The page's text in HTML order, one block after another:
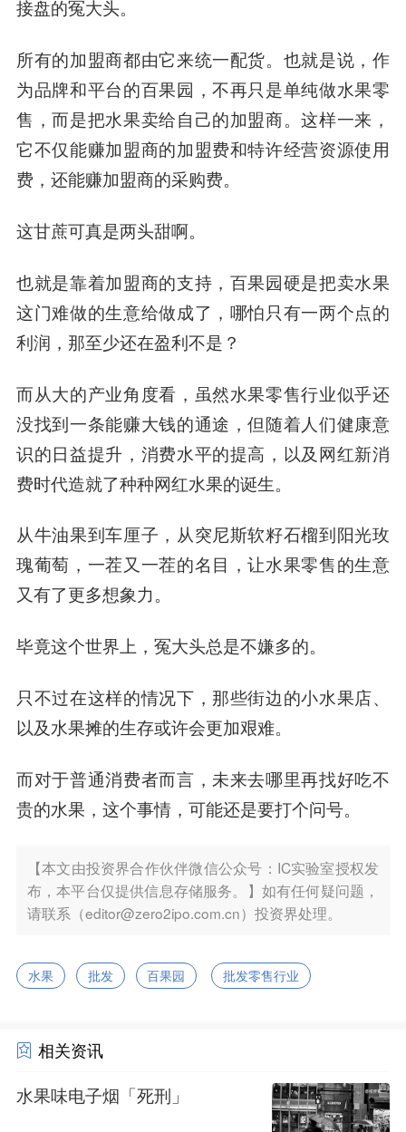
接盘的冤大头。
所有的加盟商都由它来统一配货。 也就是说，作
为品牌和平台的百果园，不再只是单纯做水果零
售，而是把水果卖给自己的加盟商。这样一来，
它不仅能赚加盟商的加盟费和特许经营资源使用
费，还能赚加盟商的采购费。
这甘蔗可真是两头甜啊。
也就是靠着加盟商的支持，百果园硬是把卖水果
这门难做的生意给做成了，哪怕只有一两个点的
利润，那至少还在盈利不是？
而从大的产业角度看，虽然水果零售行业似乎还
没找到一条能赚大钱的通途，但随着人们健康意
识的日益提升，消费水平的提高，以及网红新消
费时代造就了种种网红水果的诞生。
从牛油果到车厘子，从突尼斯软籽石榴到阳光玫
瑰葡萄，一茬又一茬的名目，让水果零售的生意
又有了更多想象力。
毕竟这个世界上，冤大头总是不嫌多的。
只不过在这样的情况下，那些街边的小水果店、
以及水果摊的生存或许会更加艰难。
而对于普通消费者而言，未来去哪里再找好吃不
贵的水果，这个事情，可能还是要打个问号。
【本文由投资界合作伙伴微信公众号：IC实验室授权发
布，本平台仅提供信息存储服务。】如有任何疑问题，
请联系（editor@zero2ipo.com.cn）投资界处理。
水果 批发 百果园 批发零售行业
相关资讯
水果味电子烟「死刑」